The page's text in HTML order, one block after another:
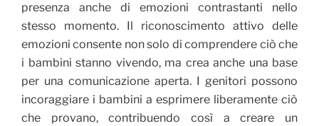
presenza anche di emozioni contrastanti nello
stesso momento. Il riconoscimento attivo delle
emozioni consente non solo di comprendere ciò che
i bambini stanno vivendo, ma crea anche una base
per una comunicazione aperta. I genitori possono
incoraggiare i bambini a esprimere liberamente ciò
che provano, contribuendo così a creare un